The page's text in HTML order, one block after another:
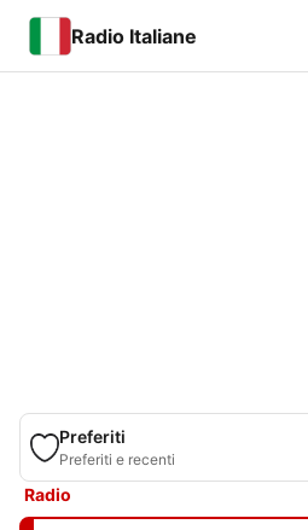
Radio Italiane
Preferiti
Preferiti e recenti
Radio